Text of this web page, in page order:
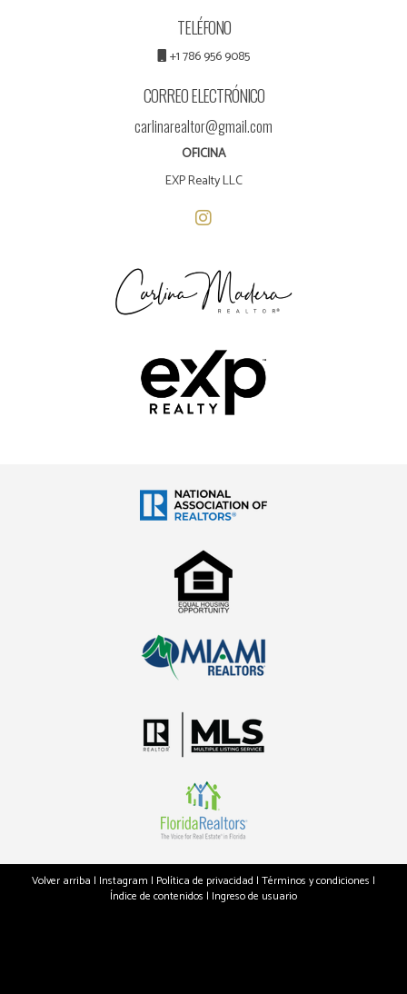
TELÉFONO
+1 786 956 9085
CORREO ELECTRÓNICO
carlinarealtor@gmail.com
OFICINA
EXP Realty LLC
Volver arriba | Instagram | Política de privacidad | Términos y condiciones |
Índice de contenidos | Ingreso de usuario